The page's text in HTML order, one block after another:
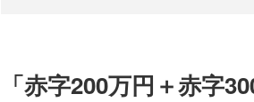
「赤字200万円＋赤字